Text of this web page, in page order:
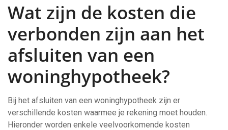
Wat zijn de kosten die
verbonden zijn aan het
afsluiten van een
woninghypotheek?
Bij het afsluiten van een woninghypotheek zijn er
verschillende kosten waarmee je rekening moet houden.
Hieronder worden enkele veelvoorkomende kosten